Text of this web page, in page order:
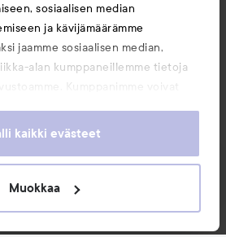
sosiaalisen median
ja kävijämäärämme
jaamme sosiaalisen median,
alan kumppaneillemme tietoja
kun olet käyttänyt heidän
kaikki evästeet
Muokkaa